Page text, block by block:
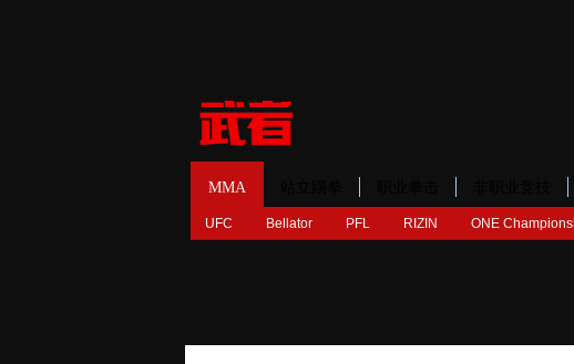
MMA
UFC Bellator PFL RIZIN ONE